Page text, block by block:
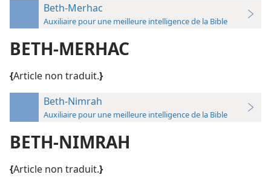
Beth-Merhac
Auxiliaire pour une meilleure intelligence de la Bible
BETH-MERHAC
{Article non traduit.}
Beth-Nimrah
Auxiliaire pour une meilleure intelligence de la Bible
BETH-NIMRAH
{Article non traduit.}